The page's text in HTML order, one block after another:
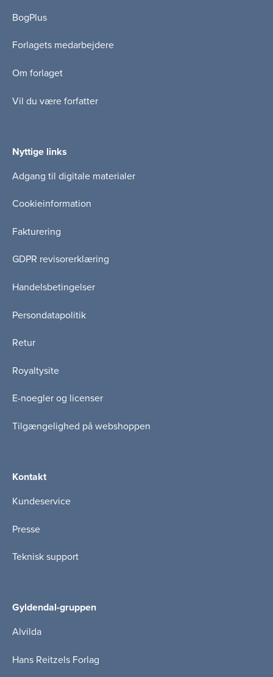
BogPlus
Forlagets medarbejdere
Om forlaget
Vil du være forfatter
Nyttige links
Adgang til digitale materialer
Cookieinformation
Fakturering
GDPR revisorerklæring
Handelsbetingelser
Persondatapolitik
Retur
Royaltysite
E-noegler og licenser
Tilgængelighed på webshoppen
Kontakt
Kundeservice
Presse
Teknisk support
Gyldendal-gruppen
Alvilda
Hans Reitzels Forlag